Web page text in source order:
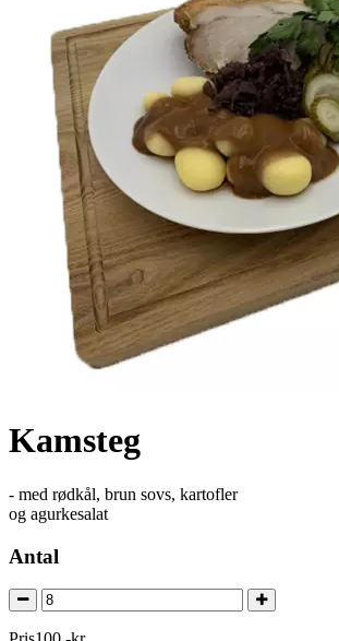
Kamsteg
- med rødkål, brun sovs, kartofler
og agurkesalat
Antal